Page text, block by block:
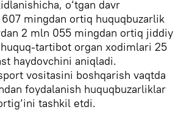
o‘tgan davr
mingdan ortiq huquqbuzarlik
2 mln 055 mingdan ortiq jiddiy
tartibot organ xodimlari 25
haydovchini aniqladi.
vositasini boshqarish vaqtda
foydalanish huquqbuzarliklar
tashkil etdi.